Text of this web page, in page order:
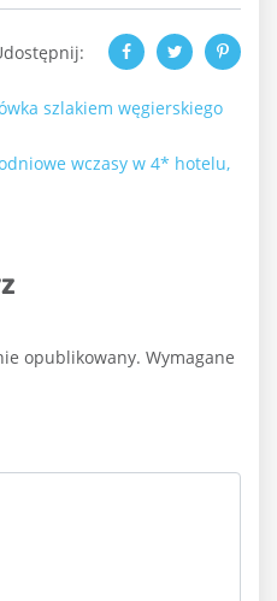
szlakiem węgierskiego
wczasy w 4* hotelu,
opublikowany. Wymagane